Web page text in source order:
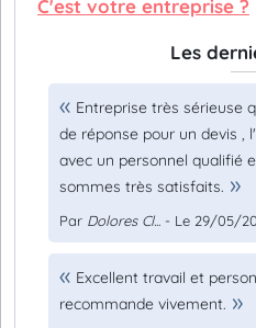
C'est votre entreprise ?
Les
Entreprise très sérieuse
de réponse pour un devis ,
avec un personnel qualifié
sommes très satisfaits.
Par Dolores Cl... - Le 29/05/
Excellent travail et
recommande vivement.